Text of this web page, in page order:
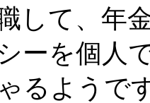
して、年
ーを個人
るようで